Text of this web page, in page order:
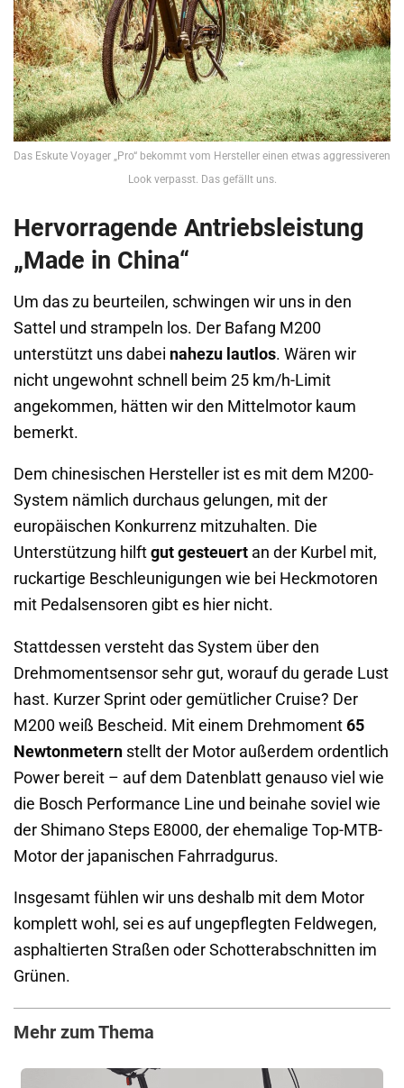
Das Eskute Voyager „Pro“ bekommt vom Hersteller einen etwas aggressiveren
Look verpasst. Das gefällt uns.
Hervorragende Antriebsleistung
„Made in China“
Um das zu beurteilen, schwingen wir uns in den
Sattel und strampeln los. Der Bafang M200
unterstützt uns dabei nahezu lautlos. Wären wir
nicht ungewohnt schnell beim 25 km/h-Limit
angekommen, hätten wir den Mittelmotor kaum
bemerkt.
Dem chinesischen Hersteller ist es mit dem M200-
System nämlich durchaus gelungen, mit der
europäischen Konkurrenz mitzuhalten. Die
Unterstützung hilft gut gesteuert an der Kurbel mit,
ruckartige Beschleunigungen wie bei Heckmotoren
mit Pedalsensoren gibt es hier nicht.
Stattdessen versteht das System über den
Drehmomentsensor sehr gut, worauf du gerade Lust
hast. Kurzer Sprint oder gemütlicher Cruise? Der
M200 weiß Bescheid. Mit einem Drehmoment 65
Newtonmetern stellt der Motor außerdem ordentlich
Power bereit – auf dem Datenblatt genauso viel wie
die Bosch Performance Line und beinahe soviel wie
der Shimano Steps E8000, der ehemalige Top-MTB-
Motor der japanischen Fahrradgurus.
Insgesamt fühlen wir uns deshalb mit dem Motor
komplett wohl, sei es auf ungepflegten Feldwegen,
asphaltierten Straßen oder Schotterabschnitten im
Grünen.
Mehr zum Thema